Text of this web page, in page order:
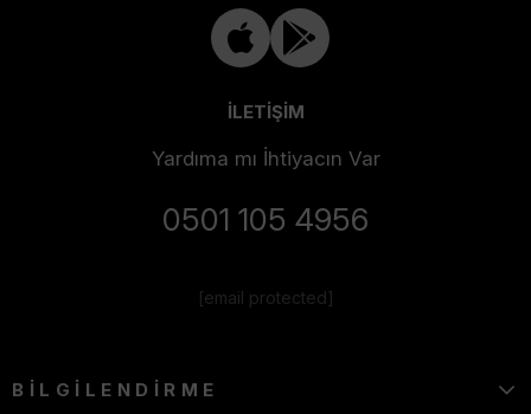
İLETİŞİM
Yardıma mı İhtiyacın Var
0501 105 4956
[email protected]
BİLGİLENDİRME